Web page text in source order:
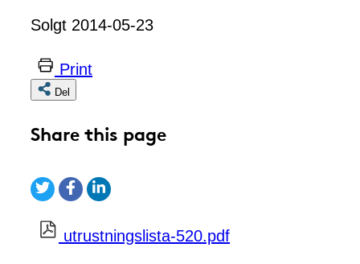
Solgt 2014-05-23
Print
Del
Share this page
utrustningslista-520.pdf